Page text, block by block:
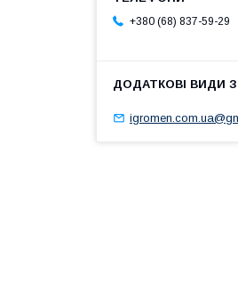
+380 (68) 837-59-29